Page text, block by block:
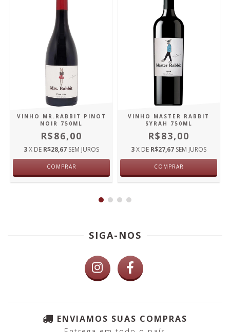
VINHO MR.RABBIT PINOT
NOIR 750ML
R$86,00
3X DE R$28,67 SEM JUROS
COMPRAR
VINHO MASTER RABBIT
SYRAH 750ML
R$83,00
3X DE R$27,67 SEM JUROS
COMPRAR
SIGA-NOS
ENVIAMOS SUAS COMPRAS